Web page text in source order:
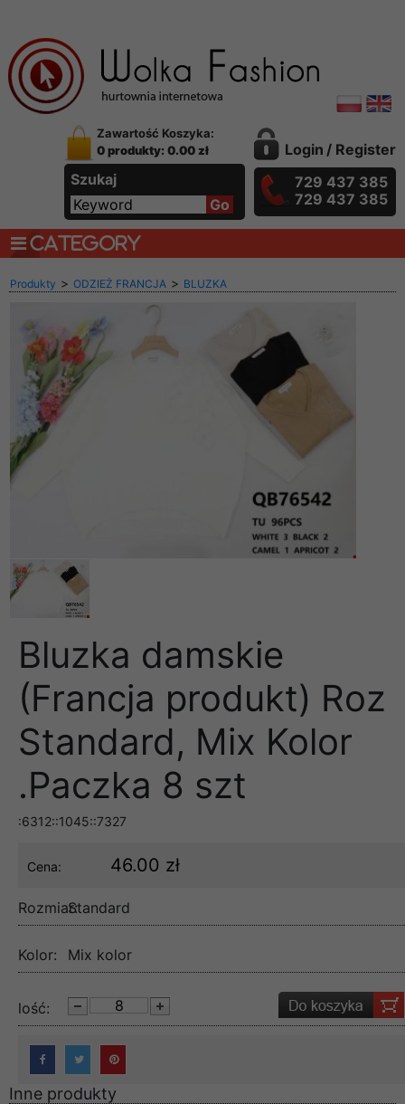
Zawartość Koszyka:
0 produkty: 0.00 zł
Szukaj
Login / Register
729 437 385
729 437 385
CATEGORY
Produkty > ODZIEŻ FRANCJA > BLUZKA
Bluzka damskie
(Francja produkt) Roz
Standard, Mix Kolor
.Paczka 8 szt
:6312::1045::7327
Cena: 46.00 zł
Rozmiar:Standard
Kolor: Mix kolor
lość:
Inne produkty